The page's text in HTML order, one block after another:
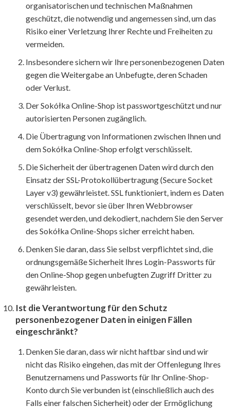
organisatorischen und technischen Maßnahmen
geschützt, die notwendig und angemessen sind, um das
Risiko einer Verletzung Ihrer Rechte und Freiheiten zu
vermeiden.
Insbesondere sichern wir Ihre personenbezogenen Daten
gegen die Weitergabe an Unbefugte, deren Schaden
oder Verlust.
Der Sokółka Online-Shop ist passwortgeschützt und nur
autorisierten Personen zugänglich.
Die Übertragung von Informationen zwischen Ihnen und
dem Sokółka Online-Shop erfolgt verschlüsselt.
Die Sicherheit der übertragenen Daten wird durch den
Einsatz der SSL-Protokollübertragung (Secure Socket
Layer v3) gewährleistet. SSL funktioniert, indem es Daten
verschlüsselt, bevor sie über Ihren Webbrowser
gesendet werden, und dekodiert, nachdem Sie den Server
des Sokółka Online-Shops sicher erreicht haben.
Denken Sie daran, dass Sie selbst verpflichtet sind, die
ordnungsgemäße Sicherheit Ihres Login-Passworts für
den Online-Shop gegen unbefugten Zugriff Dritter zu
gewährleisten.
Ist die Verantwortung für den Schutz
personenbezogener Daten in einigen Fällen
eingeschränkt?
Denken Sie daran, dass wir nicht haftbar sind und wir
nicht das Risiko eingehen, das mit der Offenlegung Ihres
Benutzernamens und Passworts für Ihr Online-Shop-
Konto durch Sie verbunden ist (einschließlich auch des
Falls einer falschen Sicherheit) oder der Ermöglichung